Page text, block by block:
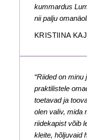
kummardus
nii palju
KRISTIINA
“Riided on
praktilistele
toetavad ja
olen valiv, mida
riidekapist võib
kleite, hõljuvaid